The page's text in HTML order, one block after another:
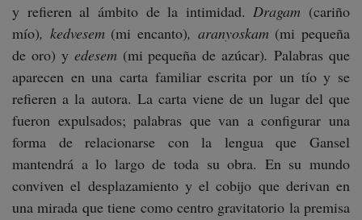
y refieren al ámbito de la intimidad.Dragam (cariño
mío), kedvesem(mi encanto), aranyoskam(mi pequeña
de oro) y edesem(mi pequeña de azúcar). Palabras que
aparecen en una carta familiar escrita por un tío y se
refieren a la autora. La carta viene de un lugar del que
fueron expulsados; palabras que van a configurar una
forma de relacionarse con la lengua que Gansel
mantendrá a lo largo de toda su obra. En su mundo
conviven el desplazamiento y el cobijo que derivan en
una mirada que tiene como centro gravitatorio la premisa